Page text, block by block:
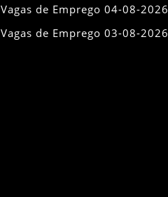
Vagas de Emprego 04-08-2026
Vagas de Emprego 03-08-2026